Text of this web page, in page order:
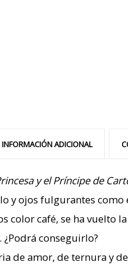
INFORMACIÓN ADICIONAL
y el Príncipe de
y ojos fulgurantes
color café, se ha vuelto
conseguirlo?
de amor, de ternura y